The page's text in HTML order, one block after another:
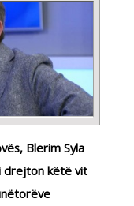
ka
Sindikal.
dr.
për
te